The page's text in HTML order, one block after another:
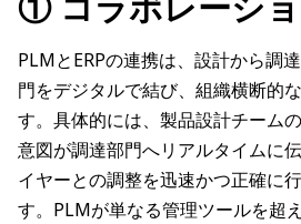
PLMとERPの連携は、設計から調
門をデジタルで結び、組織横断的
す。具体的には、製品設計チーム
意図が調達部門へリアルタイムに
イヤーとの調整を迅速かつ正確に
す。PLMが単なる管理ツールを超